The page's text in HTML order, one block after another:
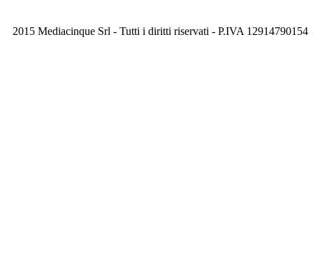
2015 Mediacinque Srl - Tutti i diritti riservati - P.IVA 12914790154